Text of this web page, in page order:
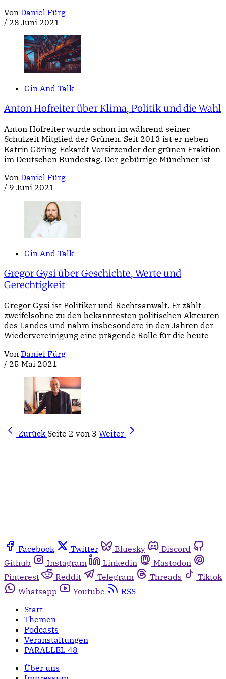
Von Daniel Fürg
/ 28 Juni 2021
Gin And Talk
Anton Hofreiter über Klima, Politik und die Wahl
Anton Hofreiter wurde schon im während seiner
Schulzeit Mitglied der Grünen. Seit 2013 ist er neben
Katrin Göring-Eckardt Vorsitzender der grünen Fraktion
im Deutschen Bundestag. Der gebürtige Münchner ist
Von Daniel Fürg
/ 9 Juni 2021
Gin And Talk
Gregor Gysi über Geschichte, Werte und
Gerechtigkeit
Gregor Gysi ist Politiker und Rechtsanwalt. Er zählt
zweifelsohne zu den bekanntesten politischen Akteuren
des Landes und nahm insbesondere in den Jahren der
Wiedervereinigung eine prägende Rolle für die heute
Von Daniel Fürg
/ 25 Mai 2021
Zurück Seite 2 von 3 Weiter
Facebook Twitter Bluesky
Discord
Github
Instagram Linkedin
Mastodon
Pinterest
Reddit Telegram Threads
Tiktok
Whatsapp
Youtube
RSS
Start
Themen
Podcasts
Veranstaltungen
PARALLEL 48
Über uns